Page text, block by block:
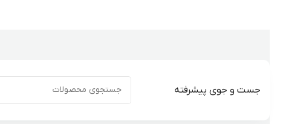
جست و جوی پیشرفته